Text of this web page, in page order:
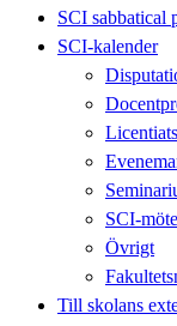
SCI sabbatical
SCI-kalender
SCI-möte
Övrigt
Till skolans